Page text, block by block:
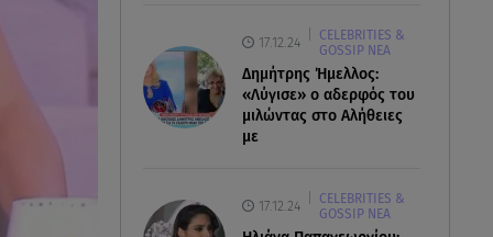
17.12.24
CELEBRITIES &
GOSSIP ΝΕΑ
Δημήτρης Ήμελλος:
«Λύγισε» ο αδερφός του
μιλώντας στο Αλήθειες
με
17.12.24
CELEBRITIES &
GOSSIP ΝΕΑ